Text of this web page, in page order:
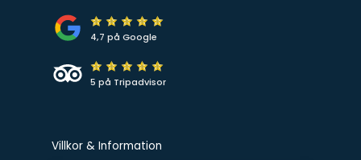
4,7 på Google
5 på Tripadvisor
Villkor & Information